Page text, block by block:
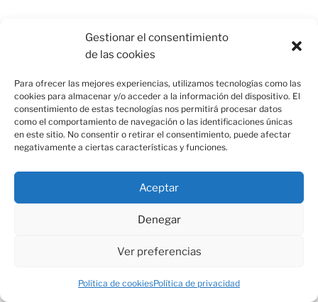
Gestionar el consentimiento
de las cookies
Para ofrecer las mejores experiencias, utilizamos tecnologías como las
cookies para almacenar y/o acceder a la información del dispositivo. El
consentimiento de estas tecnologías nos permitirá procesar datos
como el comportamiento de navegación o las identificaciones únicas
en este sitio. No consentir o retirar el consentimiento, puede afectar
negativamente a ciertas características y funciones.
Aceptar
Denegar
Ver preferencias
Política de cookiesPolítica de privacidad
Esquina de Mauricio, C/ Esparto, 37. 13350 Moral de
Calatrava (C.Real) info@esquinademauricio.es